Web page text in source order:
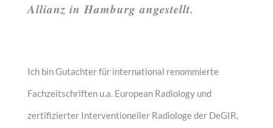
Allianz in Hamburg angestellt.
Ich bin Gutachter für international renommierte
Fachzeitschriften u.a. European Radiology und
zertifizierter Interventioneller Radiologe der DeGIR,